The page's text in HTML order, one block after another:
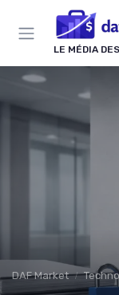
LE MÉDIA
DAF Market
Panneau de